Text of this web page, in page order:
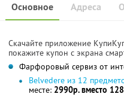
Основное Адреса
Скачайте приложение
покажите купон с экрана
Фарфоровый сервиз от
Belvedere из 12
месте: 2990р. вместо